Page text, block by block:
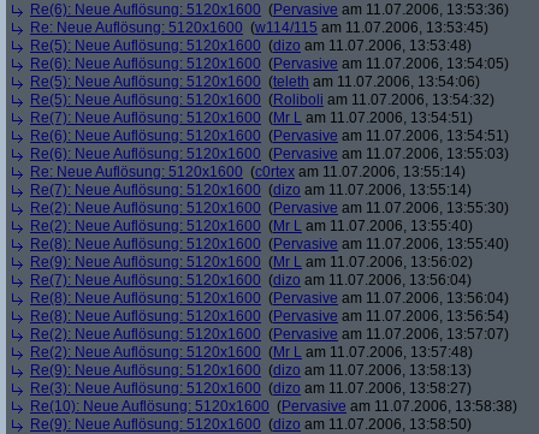
Re(6): Neue Auflösung: 5120x1600 (Pervasive am 11.07.2006, 13:53:36)
Re: Neue Auflösung: 5120x1600 (w114/115 am 11.07.2006, 13:53:45)
Re(5): Neue Auflösung: 5120x1600 (dizo am 11.07.2006, 13:53:48)
Re(6): Neue Auflösung: 5120x1600 (Pervasive am 11.07.2006, 13:54:05)
Re(5): Neue Auflösung: 5120x1600 (teleth am 11.07.2006, 13:54:06)
Re(5): Neue Auflösung: 5120x1600 (Roliboli am 11.07.2006, 13:54:32)
Re(7): Neue Auflösung: 5120x1600 (Mr L am 11.07.2006, 13:54:51)
Re(6): Neue Auflösung: 5120x1600 (Pervasive am 11.07.2006, 13:54:51)
Re(6): Neue Auflösung: 5120x1600 (Pervasive am 11.07.2006, 13:55:03)
Re: Neue Auflösung: 5120x1600 (c0rtex am 11.07.2006, 13:55:14)
Re(7): Neue Auflösung: 5120x1600 (dizo am 11.07.2006, 13:55:14)
Re(2): Neue Auflösung: 5120x1600 (Pervasive am 11.07.2006, 13:55:30)
Re(2): Neue Auflösung: 5120x1600 (Mr L am 11.07.2006, 13:55:40)
Re(8): Neue Auflösung: 5120x1600 (Pervasive am 11.07.2006, 13:55:40)
Re(9): Neue Auflösung: 5120x1600 (Mr L am 11.07.2006, 13:56:02)
Re(7): Neue Auflösung: 5120x1600 (dizo am 11.07.2006, 13:56:04)
Re(8): Neue Auflösung: 5120x1600 (Pervasive am 11.07.2006, 13:56:04)
Re(8): Neue Auflösung: 5120x1600 (Pervasive am 11.07.2006, 13:56:54)
Re(2): Neue Auflösung: 5120x1600 (Pervasive am 11.07.2006, 13:57:07)
Re(2): Neue Auflösung: 5120x1600 (Mr L am 11.07.2006, 13:57:48)
Re(9): Neue Auflösung: 5120x1600 (dizo am 11.07.2006, 13:58:13)
Re(3): Neue Auflösung: 5120x1600 (dizo am 11.07.2006, 13:58:27)
Re(10): Neue Auflösung: 5120x1600 (Pervasive am 11.07.2006, 13:58:38)
Re(9): Neue Auflösung: 5120x1600 (dizo am 11.07.2006, 13:58:50)